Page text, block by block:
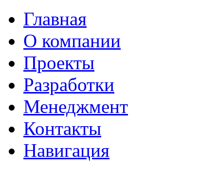
Главная
О компании
Проекты
Разработки
Менеджмент
Контакты
Навигация